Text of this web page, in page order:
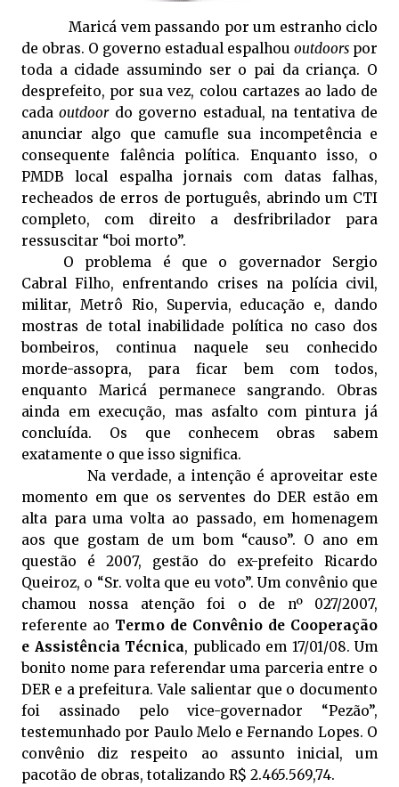
Maricá vem passando por um estranho ciclo
de obras. O governo estadual espalhou outdoors por
toda a cidade assumindo ser o pai da criança. O
desprefeito, por sua vez, colou cartazes ao lado de
cadaoutdoordo governo estadual, na tentativa de
anunciar algo que camufle sua incompetência e
consequente falência política. Enquanto isso, o
PMDB local espalha jornais com datas falhas,
recheados de erros de português, abrindo um CTI
completo, com direito a desfribrilador para
ressuscitar “boi morto”.
O problema é que o governador Sergio
Cabral Filho, enfrentando crises na polícia civil,
militar, Metrô Rio, Supervia, educação e, dando
mostras de total inabilidade política no caso dos
bombeiros, continua naquele seu conhecido
morde-assopra, para ficar bem com todos,
enquanto Maricá permanece sangrando. Obras
ainda em execução, mas asfalto com pintura já
concluída. Os que conhecem obras sabem
exatamente o que isso significa.
Na verdade, a intenção é aproveitar este
momento em que os serventes do DER estão em
alta para uma volta ao passado, em homenagem
aos que gostam de um bom “causo”. O ano em
questão é 2007, gestão do ex-prefeito Ricardo
Queiroz, o “Sr. volta que eu voto”. Um convênio que
chamou nossa atenção foi o de nº 027/2007,
referente ao Termo de Convênio de Cooperação
e Assistência Técnica, publicado em 17/01/08. Um
bonito nome para referendar uma parceria entre o
DER e a prefeitura. Vale salientar que o documento
foi assinado pelo vice-governador “Pezão”,
testemunhado por Paulo Melo e Fernando Lopes. O
convênio diz respeito ao assunto inicial, um
pacotão de obras, totalizando R$ 2.465.569,74.